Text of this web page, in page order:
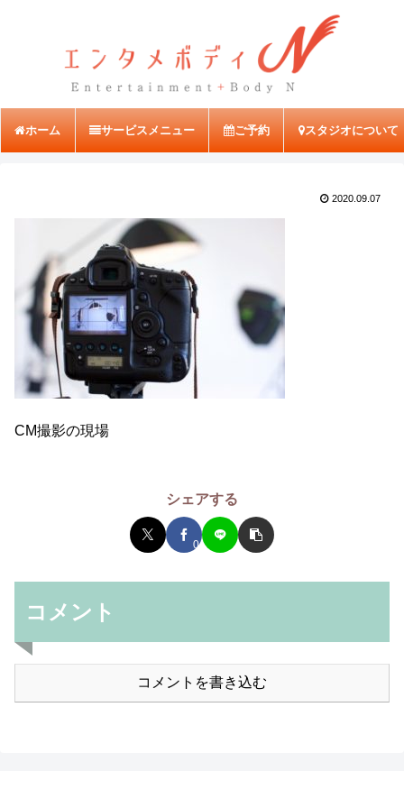
ホーム サービスメニュー ご予約 スタジオについて
2020.09.07
CM撮影の現場
シェアする
0
コメント
コメントを書き込む